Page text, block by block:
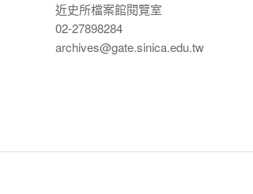
近史所檔案館閱覽室
02-27898284
archives@gate.sinica.edu.tw